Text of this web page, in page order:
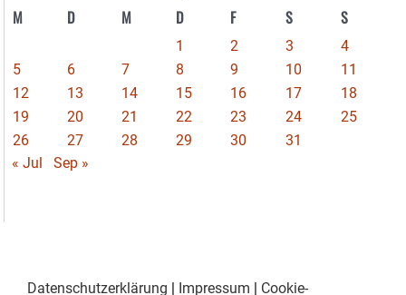
M D M D F S S
1 2 3
4
5
6 7 8 9 10
11
12
13 14 15 16 17
18
19
20 21 22 23 24
25
26
27 28 29 30
31
« Jul
Sep »
Datenschutzerklärung Impressum
Cookie-